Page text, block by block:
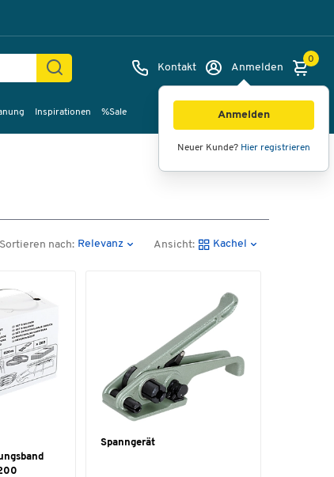
Kontakt Anmelden
Anmelden
Neuer Kunde? Hier registrieren
0
Inspirationen %Sale
Sortieren nach: Relevanz Ansicht: Kachel
Spanngerät